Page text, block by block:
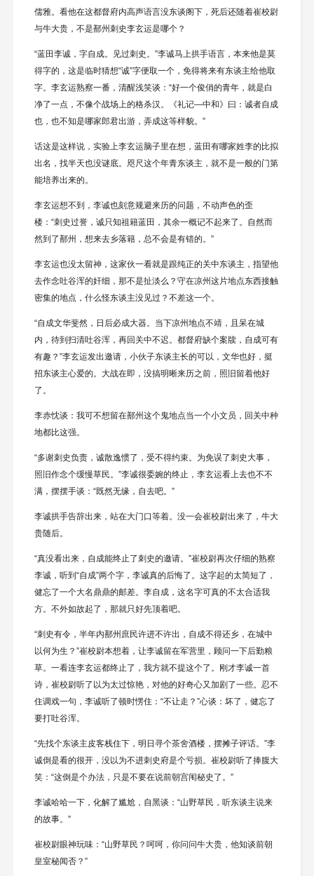
儒雅。看他在这都督府内高声语言没东谈阁下，死后还随着崔校尉
与牛大贵，不是鄯州刺史李玄运是哪个？
“蓝田李诚，字自成。见过刺史。”李诚马上拱手语言，本来他是莫
得字的，这是临时猜想“诚”字便取一个，免得将来有东谈主给他取
字。李玄运熟察一番，清醒浅笑谈：“好一个俊俏的青年，就是白
净了一点，不像个战场上的格杀汉。《礼记—中和》曰：诚者自成
也，也不知是哪家郎君出游，弄成这等样貌。”
话这是这样说，实验上李玄运脑子里在想，蓝田有哪家姓李的比拟
出名，找半天也没谜底。咫尺这个年青东谈主，就不是一般的门第
能培养出来的。
李玄运想不到，李诚也刻意规避来历的问题，不动声色的歪
楼：“刺史过誉，诚只知祖籍蓝田，其余一概记不起来了。自然而
然到了鄯州，想来去乡落籍，总不会是有错的。”
李玄运也没太留神，这家伙一看就是跟纯正的关中东谈主，指望他
去作念吐谷浑的奸细，那不是扯淡么？守在凉州这片地点东西接触
密集的地点，什么怪东谈主没见过？不差这一个。
“自成文华斐然，日后必成大器。当下凉州地点不靖，且呆在城
内，待到扫清吐谷浑，再回关中不迟。都督府缺个案牍，自成可有
有趣？”李玄运发出邀请，小伙子东谈主长的可以，文华也好，挺
招东谈主心爱的。大战在即，没搞明晰来历之前，照旧留着他好
了。
李赤忱谈：我可不想留在鄯州这个鬼地点当一个小文员，回关中种
地都比这强。
“多谢刺史负责，诚散逸惯了，受不得约束。为免误了刺史大事，
照旧作念个缓慢草民。”李诚很委婉的终止，李玄运看上去也不不
满，摆摆手谈：“既然无缘，自去吧。”
李诚拱手告辞出来，站在大门口等着。没一会崔校尉出来了，牛大
贵随后。
“真没看出来，自成能终止了刺史的邀请。”崔校尉再次仔细的熟察
李诚，听到“自成”两个字，李诚真的后悔了。这字起的太简短了，
健忘了一个大名鼎鼎的邮差。李自成，这名字可真的不太合适我
方。不外如故起了，那就只好先顶着吧。
“刺史有令，半年内鄯州庶民许进不许出，自成不得还乡，在城中
以何为生？”崔校尉本想着，让李诚留在军营里，顾问一下后勤粮
草。一看连李玄运都终止了，我方就不提这个了。刚才李诚一首
诗，崔校尉听了以为太过惊艳，对他的好奇心又加剧了一些。忍不
住调戏一句，李诚听了顿时愣住：“不让走？”心谈：坏了，健忘了
要打吐谷浑。
“先找个东谈主皮客栈住下，明日寻个茶舍酒楼，摆摊子评话。”李
诚倒是看的很开，没以为不进刺史府是个亏损。崔校尉听了捧腹大
笑：“这倒是个办法，只是不要在说前朝宫闱秘史了。”
李诚哈哈一下，化解了尴尬，自黑谈：“山野草民，听东谈主说来
的故事。”
崔校尉眼神玩味：“山野草民？呵呵，你问问牛大贵，他知谈前朝
皇室秘闻否？”